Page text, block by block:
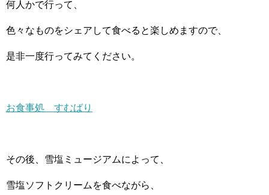
何人かで行って、
色々なものをシェアして食べると楽しめますので、
是非一度行ってみてください。
お食事処 すむばり
その後、雪塩ミュージアムによって、
雪塩ソフトクリームを食べながら、